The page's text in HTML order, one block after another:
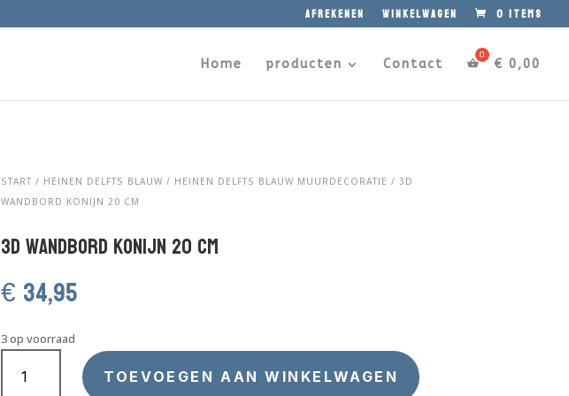
afrekenen winkelwagen 0 items
Home producten Contact € 0,00
START / HEINEN DELFTS BLAUW / HEINEN DELFTS BLAUW MUURDECORATIE / 3D
WANDBORD KONIJN 20 CM
3D wandbord Konijn 20 cm
€34,95
3 op voorraad
3D
wandbord TOEVOEGEN AAN WINKELWAGEN